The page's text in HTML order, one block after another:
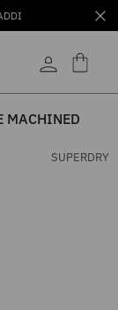
MACHINED
SUPERDRY